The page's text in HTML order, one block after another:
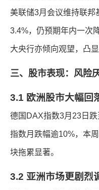
美联储3月会议维持联
3.4%，仍预期年内一次
大央行亦倾向观望，凸
三、股市表现：风险
3.1 欧洲股市大幅回
德国DAX指数3月23日
指数月跌幅逾10%，本
块拖累显著。
3.2 亚洲市场更剧烈